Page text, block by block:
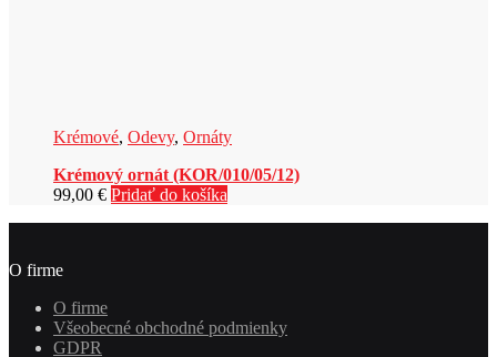
Krémové, Odevy, Ornáty
Krémový ornát (KOR/010/05/12)
99,00 € Pridať do košíka
O firme
O firme
Všeobecné obchodné podmienky
GDPR